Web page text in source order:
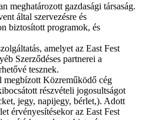
meghatározott gazdasági társaság.
által szervezésre és
biztosított programok, és
amelyet az East Fest
Szerződéses partnerei a
tesznek.
megbízott Közreműködő cég
részvételi jogosultságot
jegy, napijegy, bérlet,). Adott
érvényesítésekor az East Fest